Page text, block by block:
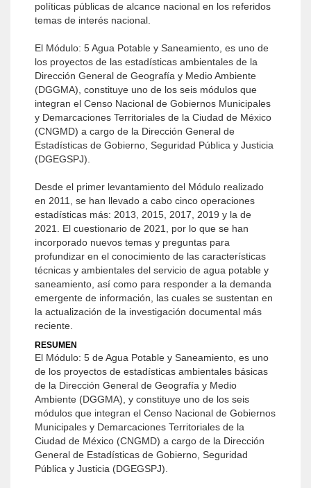
políticas públicas de alcance nacional en los referidos
temas de interés nacional.
El Módulo: 5 Agua Potable y Saneamiento, es uno de
los proyectos de las estadísticas ambientales de la
Dirección General de Geografía y Medio Ambiente
(DGGMA), constituye uno de los seis módulos que
integran el Censo Nacional de Gobiernos Municipales
y Demarcaciones Territoriales de la Ciudad de México
(CNGMD) a cargo de la Dirección General de
Estadísticas de Gobierno, Seguridad Pública y Justicia
(DGEGSPJ).
Desde el primer levantamiento del Módulo realizado
en 2011, se han llevado a cabo cinco operaciones
estadísticas más: 2013, 2015, 2017, 2019 y la de
2021. El cuestionario de 2021, por lo que se han
incorporado nuevos temas y preguntas para
profundizar en el conocimiento de las características
técnicas y ambientales del servicio de agua potable y
saneamiento, así como para responder a la demanda
emergente de información, las cuales se sustentan en
la actualización de la investigación documental más
reciente.
RESUMEN
El Módulo: 5 de Agua Potable y Saneamiento, es uno
de los proyectos de estadísticas ambientales básicas
de la Dirección General de Geografía y Medio
Ambiente (DGGMA), y constituye uno de los seis
módulos que integran el Censo Nacional de Gobiernos
Municipales y Demarcaciones Territoriales de la
Ciudad de México (CNGMD) a cargo de la Dirección
General de Estadísticas de Gobierno, Seguridad
Pública y Justicia (DGEGSPJ).